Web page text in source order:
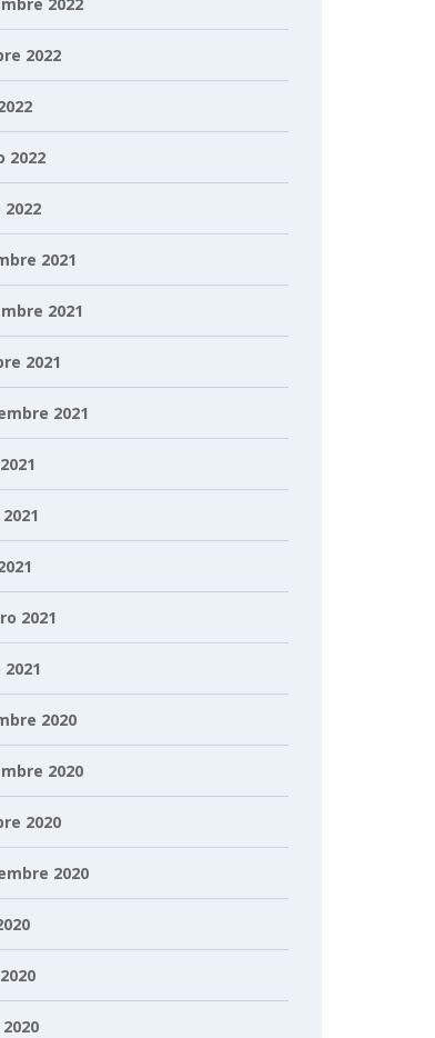
2022
2022
2022
2021
2021
2021
2021
2021
2020
2020
2020
2020